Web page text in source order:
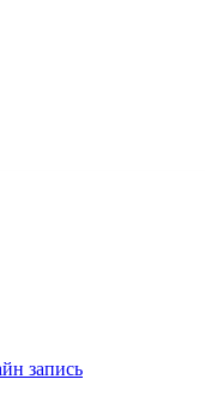
запись